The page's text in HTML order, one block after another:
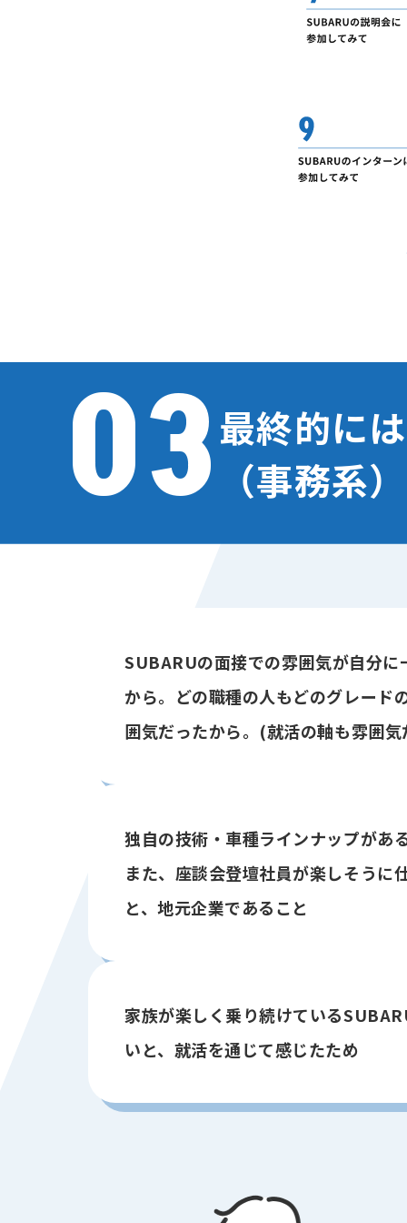
03最終的に
（事務系）
SUBARUの面接での雰囲気が自分に
から。どの職種の人もどのグレード
囲気だったから。(就活の軸も雰囲
独自の技術・車種ラインナップがあ
また、座談会登壇社員が楽しそうに
と、地元企業であること
家族が楽しく乗り続けている
いと、就活を通じて感じたため